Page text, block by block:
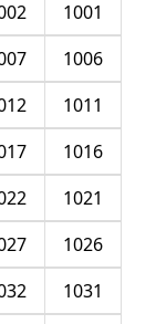
1001
1006
1011
1016
1021
1026
1031